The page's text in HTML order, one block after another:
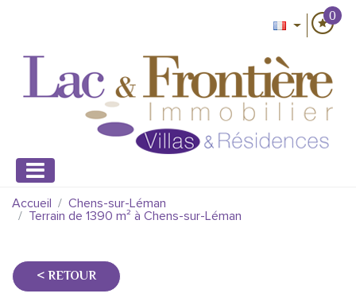
0
Accueil
Chens-sur-Léman
Terrain de 1390 m² à Chens-sur-Léman
< RETOUR